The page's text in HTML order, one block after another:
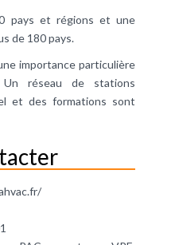
pays et régions et une
de 180 pays.
importance particulière
réseau de stations
et des formations sont